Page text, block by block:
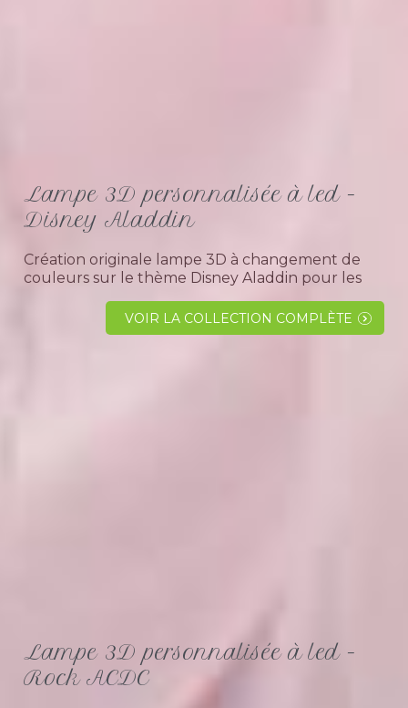
Lampe 3D personnalisée à led -
Disney Aladdin
Création originale lampe 3D à changement de
couleurs sur le thème Disney Aladdin pour les
de la lampe 3D Disney AladdinObjet décoratif
VOIR LA COLLECTION COMPLÈTE
Lampe 3D personnalisée à led -
Rock ACDC